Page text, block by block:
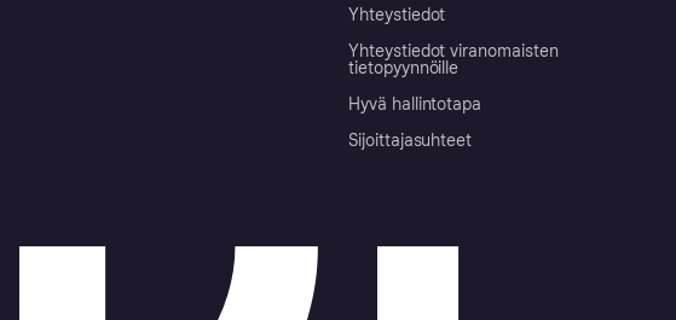
Yhteystiedot
Yhteystiedot viranomaisten
tietopyynnöille
Hyvä hallintotapa
Sijoittajasuhteet